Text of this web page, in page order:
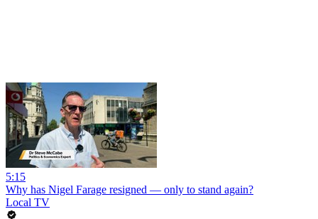
5:15
Why has Nigel Farage resigned — only to stand again?
Local TV